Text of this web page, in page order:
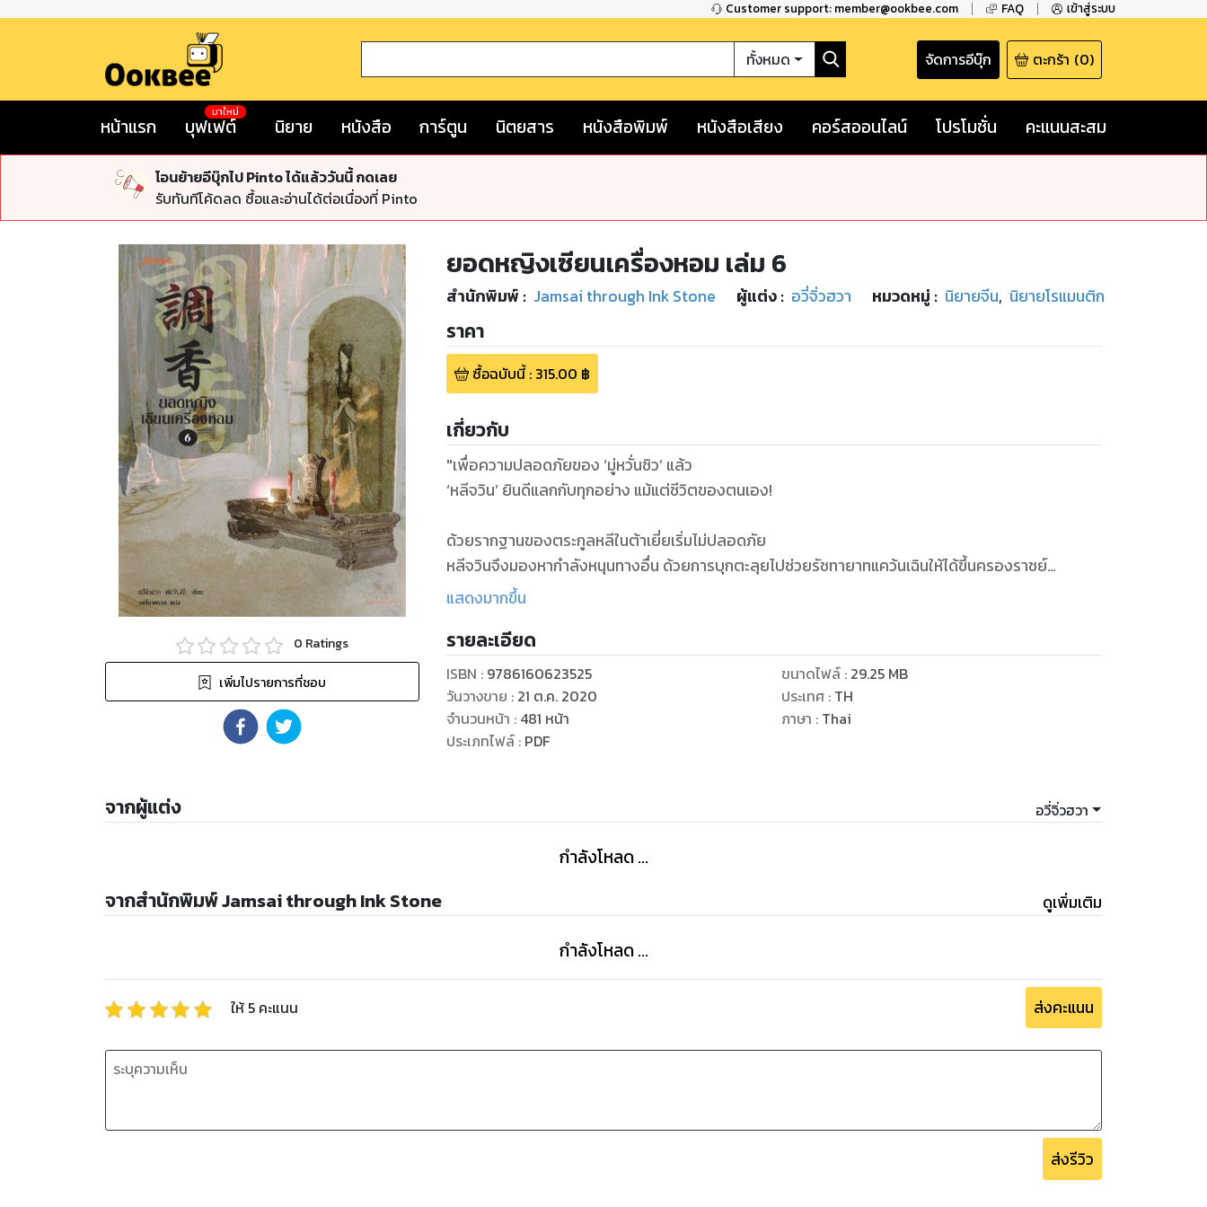
Customer support: member@ookbee.com FAQ เข้าสู่ระบบ
ทั้งหมด จัดการอีบุ๊ก ตะกร้า (0)
หน้าแรก บุฟเฟต์
มาใหม่
นิยาย หนังสือ การ์ตูน นิตยสาร หนังสือพิมพ์ หนังสือเสียง คอร์สออนไลน์ โปรโมชั่น คะแนนสะสม
โอนย้ายอีบุ๊กไป Pinto ได้แล้ววันนี้ กดเลย
รับทันทีโค้ดลด ซื้อและอ่านได้ต่อเนื่องที่ Pinto
0 Ratings
เพิ่มไปรายการที่ชอบ
ยอดหญิงเซียนเครื่องหอม เล่ม 6
สำนักพิมพ์ : Jamsai through Ink Stone ผู้แต่ง : อวี่จิ่วฮวา หมวดหมู่ : นิยายจีน, นิยายโรแมนติก
ราคา
ซื้อฉบับนี้: 315.00 ฿
เกี่ยวกับ
"เพื่อความปลอดภัยของ ‘มู่หวั่นชิว’ แล้ว
‘หลีจวิน’ ยินดีแลกกับทุกอย่าง แม้แต่ชีวิตของตนเอง!
ด้วยรากฐานของตระกูลหลีในต้าเยี่ยเริ่มไม่ปลอดภัย
หลีจวินจึงมองหากำลังหนุนทางอื่น ด้วยการบุกตะลุยไปช่วยรัชทายาทแคว้นเฉินให้ได้ขึ้นครองราชย์
กระทั่งได้รับความชอบจนทำให้ ‘เฮยมู่’ กลายเป็นจวิ้นอ๋องแห่งแคว้นเฉิน
แต่อิงอ๋องยังคงไม่รามือ เขาส่ง ‘จั่วเฟิง’ ให้มาเป็นเจ้าเมืองต้าเยี่ยคนใหม่
ทำให้เครื่องหอมของร้านหลีจี้ไม่อาจขายออกไป
ทางเดียวที่จะระบายของเหล่านี้ออกไปได้คือเขาต้องชิงกิจการนำเข้าเครื่องหอมของแคว้นเฉินมาให้ได้
แสดงมากขึ้น
รายละเอียด
ISBN : 9786160623525
วันวางขาย : 21 ต.ค. 2020
จำนวนหน้า : 481 หน้า
ประเภทไฟล์: PDF
ขนาดไฟล์: 29.25 MB
ประเทศ : TH
ภาษา : Thai
จากผู้แต่ง อวี่จิ่วฮวา
กำลังโหลด ...
จากสำนักพิมพ์ Jamsai through Ink Stone ดูเพิ่มเติม
กำลังโหลด ...
ให้ 5 คะแนน ส่งคะแนน
ส่งรีวิว